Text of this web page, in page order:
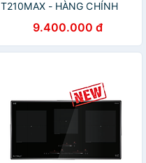
T210MAX - HÀNG CHÍNH
9.400.000 đ